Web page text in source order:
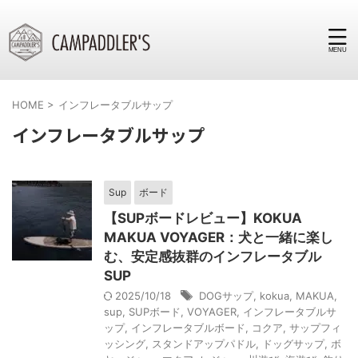
HOME > インフレータブルサップ
インフレータブルサップ
Sup ボード
【SUPボードレビュー】KOKUA
MAKUA VOYAGER：犬と一緒に楽し
む、安定感抜群のインフレータブル
SUP
2025/10/18 DOGサップ, kokua MAKUA
sup SUPボード VOYAGER インフレータブルサ
ップ, インフレータブルボード コクア サップフィ
ッシング
スタンドアップパドル ドッグサップ, ボ